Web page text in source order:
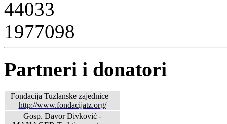
44033
1977098
Partneri i donatori
Fondacija Tuzlanske zajednice –
http://www.fondacijatz.org/
Gosp. Davor Divković -